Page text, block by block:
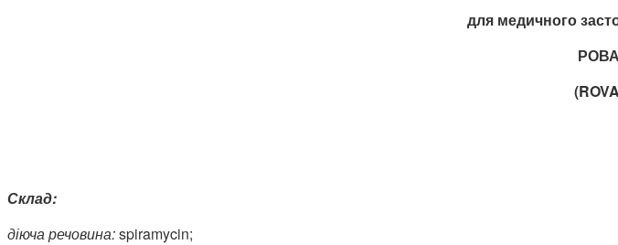
для медичного
Склад:
діюча речовина:spiramycin;